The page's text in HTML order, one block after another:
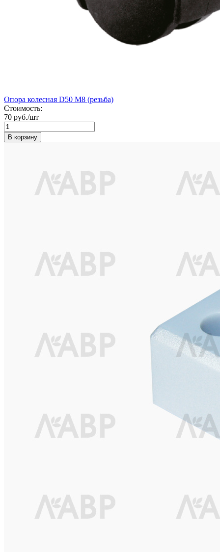
Опора колесная D50 М8 (резьба)
Стоимость:
70 руб./шт
В корзину